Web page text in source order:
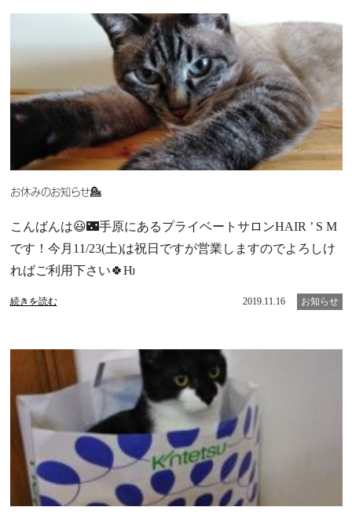
お休みのお知らせ💁
こんばんは😃🌃手原にあるプライベートサロンHAIR ’ S M
です！今月11/23(土)は祝日ですが営業しますのでよろしけ
ればご利用下さい🍀Ƕ
続きを読む 2019.11.16 お知らせ